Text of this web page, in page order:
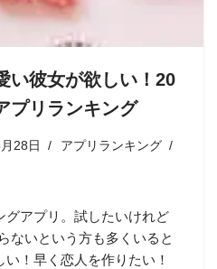
い彼女が欲しい！20
プリランキング
28日 アプリランキング
グアプリ。試したいけれど
ないという方も多くいると
！早く恋人を作りたい！